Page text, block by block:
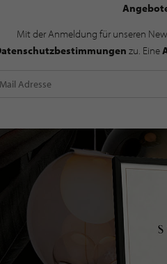
Mit der Anmeldung für unseren
zu. Eine